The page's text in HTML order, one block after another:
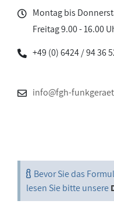
Montag bis
Freitag 9.00 - 16.00
+49 (0) 6424 / 94 36
info@fgh-
Bevor Sie das
lesen Sie bitte unsere